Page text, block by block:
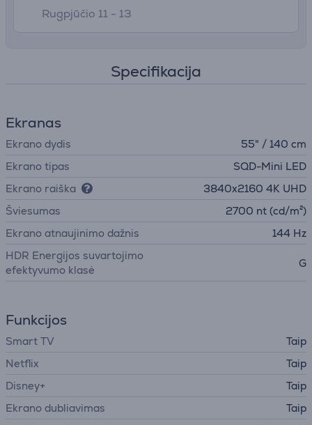
Rugpjūčio 11 - 13
Specifikacija
Ekranas
Ekrano dydis
55" / 140 cm
Ekrano tipas
SQD-Mini LED
Ekrano raiška
3840х2160 4K UHD
Šviesumas
2700 nt (cd/m²)
Ekrano atnaujinimo dažnis
144 Hz
HDR Energijos suvartojimo
efektyvumo klasė
G
Funkcijos
Smart TV
Taip
Netflix
Taip
Disney+
Taip
Ekrano dubliavimas
Taip